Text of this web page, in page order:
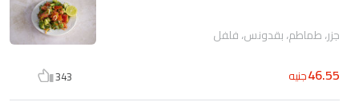
جزر، طماطم، بقدونس، فلفل
46.55جنيه 343